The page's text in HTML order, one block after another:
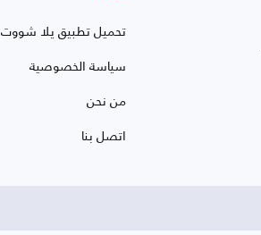
تحميل تطبيق يلا شووت
سياسة الخصوصية
من نحن
اتصل بنا